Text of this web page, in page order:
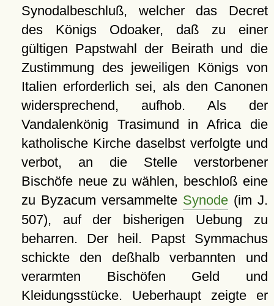
Synodalbeschluß, welcher das Decret
des Königs Odoaker, daß zu einer
gültigen Papstwahl der Beirath und die
Zustimmung des jeweiligen Königs von
Italien erforderlich sei, als den Canonen
widersprechend, aufhob. Als der
Vandalenkönig Trasimund in Africa die
katholische Kirche daselbst verfolgte und
verbot, an die Stelle verstorbener
Bischöfe neue zu wählen, beschloß eine
zu Byzacum versammelte Synode(im J.
507), auf der bisherigen Uebung zu
beharren. Der heil. Papst Symmachus
schickte den deßhalb verbannten und
verarmten Bischöfen Geld und
Kleidungsstücke. Ueberhaupt zeigte er